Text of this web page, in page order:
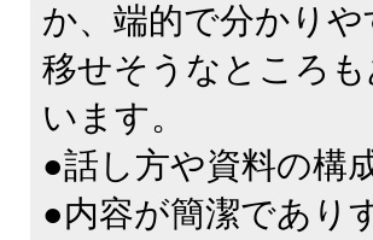
か、端的で分かり
移せそうなところ
います。
●話し方や資料の構
●内容が簡潔であり